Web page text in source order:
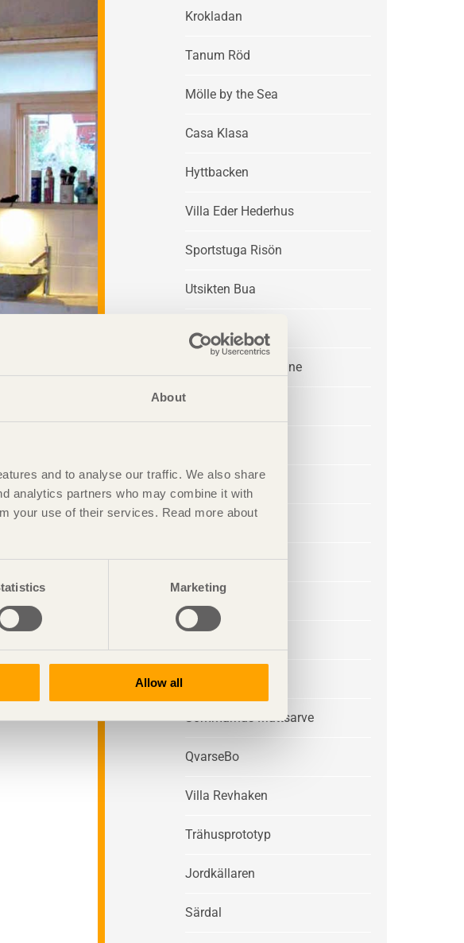
About
and to analyse our traffic. We also share
analytics partners who may combine it with
your use of their services. Read more about
Marketing
Allow all
Krokladan
Tanum Röd
Mölle by the Sea
Casa Klasa
Hyttbacken
Villa Eder Hederhus
Sportstuga Risön
Utsikten Bua
Sommarhus Akenine
Sunna
Hedebo
Boda
Sommarhus Mattsarve
QvarseBo
Villa Revhaken
Trähusprototyp
Jordkällaren
Särdal